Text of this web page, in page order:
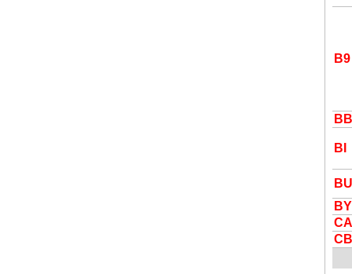
B9
BB
BI
BU
BY
CA
CB